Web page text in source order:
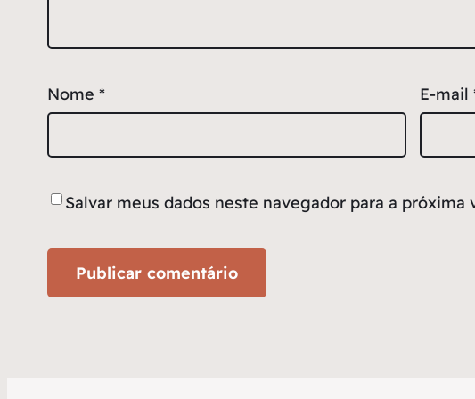
Nome * E-mail
Salvar meus dados neste navegador para a próxima